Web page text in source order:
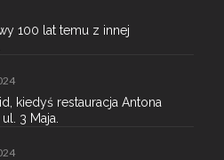
100 lat temu z innej
kiedyś restauracja Antona
3 Maja.